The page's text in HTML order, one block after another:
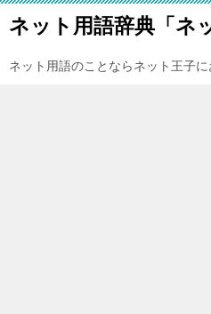
ネット用語辞典「ネ
ネット用語のことならネット王子